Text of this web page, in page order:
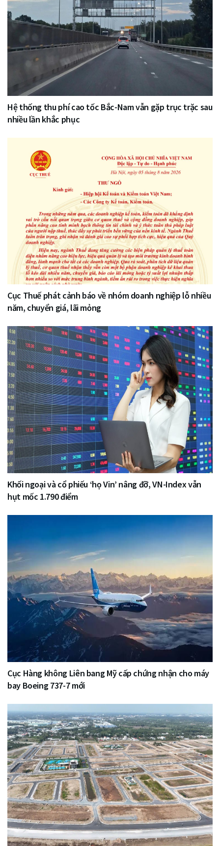
Hệ thống thu phí cao tốc Bắc-Nam vẫn gặp trục trặc sau
nhiều lần khắc phục
Cục Thuế phát cảnh báo về nhóm doanh nghiệp lỗ nhiều
năm, chuyển giá, lãi mỏng
Khối ngoại và cổ phiếu ‘họ Vin’ nâng đỡ, VN-Index vẫn
hụt mốc 1.790 điểm
Cục Hàng không Liên bang Mỹ cấp chứng nhận cho máy
bay Boeing 737-7 mới